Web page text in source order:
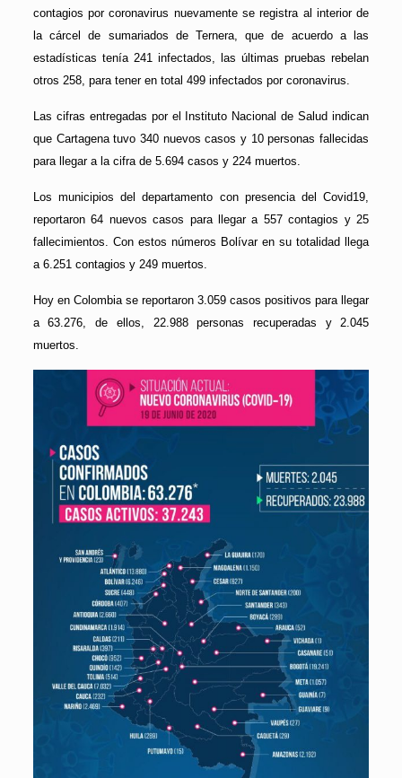
contagios por coronavirus nuevamente se registra al interior de
la cárcel de sumariados de Ternera, que de acuerdo a las
estadísticas tenía 241 infectados, las últimas pruebas rebelan
otros 258, para tener en total 499 infectados por coronavirus.
Las cifras entregadas por el Instituto Nacional de Salud indican
que Cartagena tuvo 340 nuevos casos y 10 personas fallecidas
para llegar a la cifra de 5.694 casos y 224 muertos.
Los municipios del departamento con presencia del Covid19,
reportaron 64 nuevos casos para llegar a 557 contagios y 25
fallecimientos. Con estos números Bolívar en su totalidad llega
a 6.251 contagios y 249 muertos.
Hoy en Colombia se reportaron 3.059 casos positivos para llegar
a 63.276, de ellos, 22.988 personas recuperadas y 2.045
muertos.